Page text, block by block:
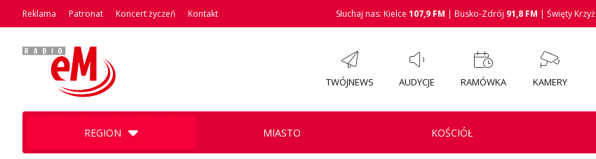
Reklama Patronat Koncert życzeń Kontakt Słuchaj nas: Kielce 107,9 FM | Busko-Zdrój 91,8 FM | Święty Krzyż
TWÓJNEWS AUDYCJE RAMÓWKA KAMERY
REGION MIASTO KOŚCIÓŁ